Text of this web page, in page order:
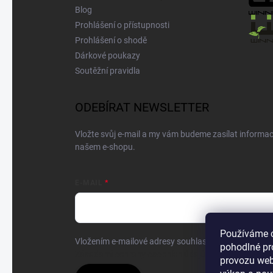
Používáme
pohodlné
provozu
Blog
Prohlášení o přístupnosti
Prohlášení o shodě
Dárkové poukazy
Soutěžní pravidla
ODEBÍRAT NEWSLETTER
Vložte svůj e-mail a my vám budeme zasílat
našem e-shopu.
Vložením e-mailové adresy souhlasíte se